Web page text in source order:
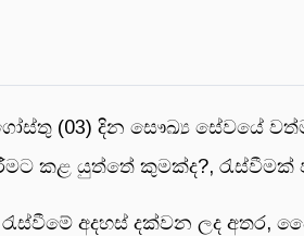
(03) දින සෞඛ්‍ය සේවයේ
කළ යුත්තේ කුමක්ද?, රැස්වීමක්
අදහස් දක්වන ලද අතර,